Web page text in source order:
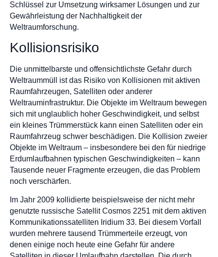
Schlüssel zur Umsetzung wirksamer Lösungen und zur
Gewährleistung der Nachhaltigkeit der
Weltraumforschung.
Kollisionsrisiko
Die unmittelbarste und offensichtlichste Gefahr durch
Weltraummüll ist das Risiko von Kollisionen mit aktiven
Raumfahrzeugen, Satelliten oder anderer
Weltrauminfrastruktur. Die Objekte im Weltraum bewegen
sich mit unglaublich hoher Geschwindigkeit, und selbst
ein kleines Trümmerstück kann einen Satelliten oder ein
Raumfahrzeug schwer beschädigen. Die Kollision zweier
Objekte im Weltraum – insbesondere bei den für niedrige
Erdumlaufbahnen typischen Geschwindigkeiten – kann
Tausende neuer Fragmente erzeugen, die das Problem
noch verschärfen.
Im Jahr 2009 kollidierte beispielsweise der nicht mehr
genutzte russische Satellit Cosmos 2251 mit dem aktiven
Kommunikationssatelliten Iridium 33. Bei diesem Vorfall
wurden mehrere tausend Trümmerteile erzeugt, von
denen einige noch heute eine Gefahr für andere